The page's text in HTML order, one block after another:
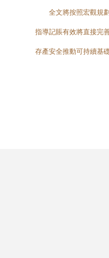
全文將按照宏觀規
指導記賬有效將直接完
存產安全推動可持續基